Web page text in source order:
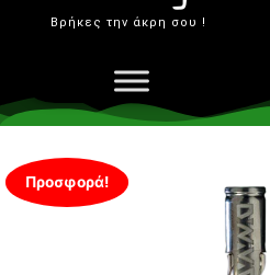
Βρήκες την άκρη σου !
Προσφορά!